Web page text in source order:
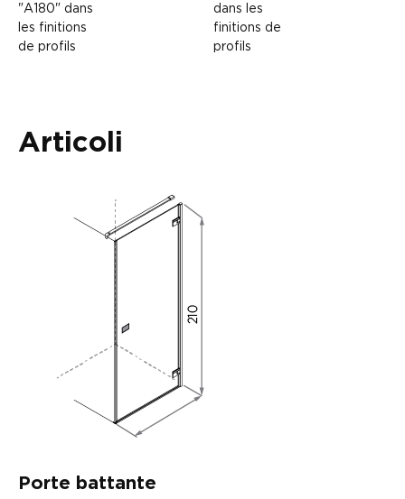
"A180" dans
les finitions
de profils
dans les
finitions de
profils
Articoli
Porte battante